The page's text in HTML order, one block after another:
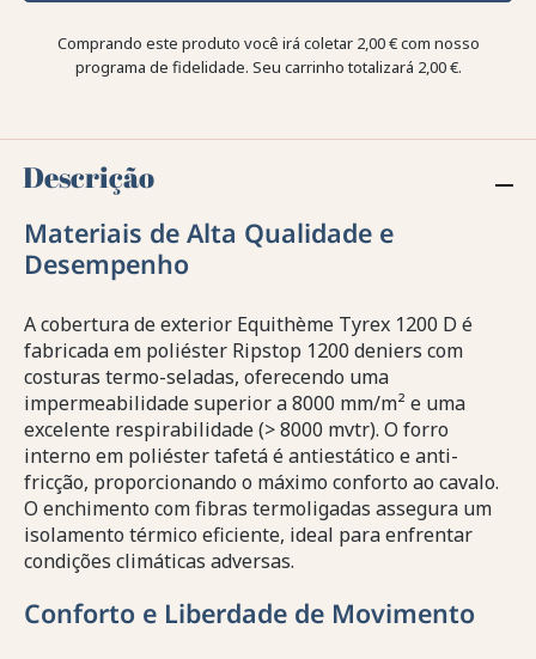
Comprando este produto você irá coletar 2,00 €com nosso
programa de fidelidade. Seu carrinho totalizará 2,00 €.
Descrição
Materiais de Alta Qualidade e
Desempenho
A cobertura de exterior Equithème Tyrex 1200 D é
fabricada em poliéster Ripstop 1200 deniers com
costuras termo-seladas, oferecendo uma
impermeabilidade superior a 8000 mm/m² e uma
excelente respirabilidade (> 8000 mvtr). O forro
interno em poliéster tafetá é antiestático e anti-
fricção, proporcionando o máximo conforto ao cavalo.
O enchimento com fibras termoligadas assegura um
isolamento térmico eficiente, ideal para enfrentar
condições climáticas adversas.
Conforto e Liberdade de Movimento